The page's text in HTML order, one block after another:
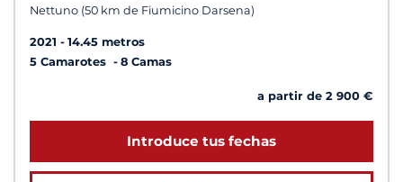
Nettuno (50 km de Fiumicino Darsena)
2021
14.45 metros
5 Camarotes
8 Camas
a partir de 2 900 €
Introduce tus fechas